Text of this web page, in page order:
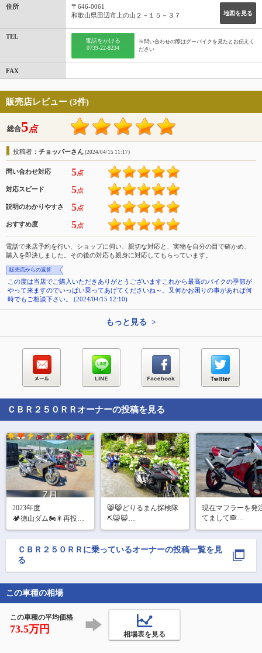
住所
地図を見る
〒646-0061
和歌山県田辺市上の山２－１５－３７
TEL
電話をかける
0739-22-8234
※問い合わせの際はグーバイクを見たとお伝えく
ださい
FAX
販売店レビュー (3件)
総合5点
投稿者： チョッパーさん (2024/04/15 11:17)
問い合わせ対応 5点
対応スピード 5点
説明のわかりやすさ 5点
おすすめ度 5点
電話で来店予約を行い、ショップに伺い、親切な対応と、実物を自分の目で確かめ、
購入を即決しました。その後の対応も親身に対応してもらっています。
販売店からの返答
この度は当店でご購入いただきありがとうございますこれから最高のバイクの季節が
やって来ますのでいっぱい乗ってあげてくださいね～。又何かお困りの事があれば何
時でもご相談下さい。 (2024/04/15 12:10)
もっと見る >
ＣＢＲ２５０ＲＲ オーナーの投稿を見る
2023年度
🏕徳山ダム🏍🎇再投稿
中ッ再投稿中🌈🚀🛰
👑@60377 さん
✨@75750 さん
✨@33945 さん
🏯@97400 さん
🟣@keijiさん
🟠@54355
😸😸どりるまん探検隊
⛏️😸😸
勝手に♥番外編
😸😸😸😸😸😸😸😸😸
😸😸
見習い隊員 imzack🦎で
現在マフラーを発
てまして🙈
楽しみすぎるーー
ーーー
届く頃には梅雨入
ぁー(　˙-˙　)
ＣＢＲ２５０ＲＲ に乗っているオーナーの投稿一覧を見
る
この車種の相場
この車種の平均価格
73.5万円 相場表を見る